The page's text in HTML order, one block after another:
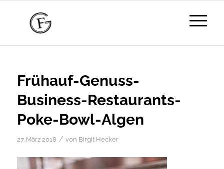
Frühauf-Genuss-
Business-Restaurants-
Poke-Bowl-Algen
27. März 2018 / von Birgit Hecker